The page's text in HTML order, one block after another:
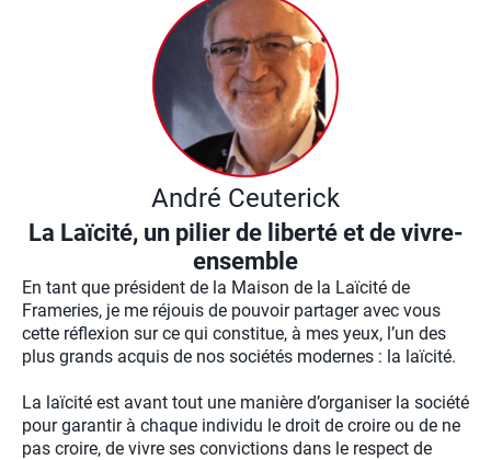
André Ceuterick
La Laïcité, un pilier de liberté et de vivre-
ensemble
En tant que président de la Maison de la Laïcité de
Frameries, je me réjouis de pouvoir partager avec vous
cette réflexion sur ce qui constitue, à mes yeux, l’un des
plus grands acquis de nos sociétés modernes : la laïcité.
La laïcité est avant tout une manière d’organiser la société
pour garantir à chaque individu le droit de croire ou de ne
pas croire, de vivre ses convictions dans le respect de